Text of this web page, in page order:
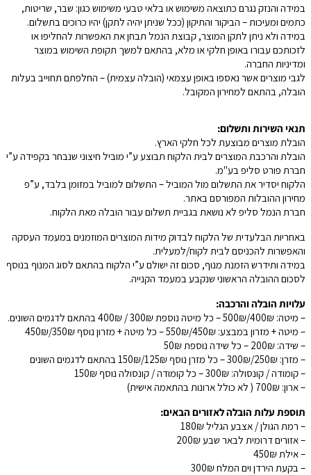
תנאי השירות ותשלום:
הובלת מוצרים מבוצעת לכל חלקי הארץ.
הובלת והרכבת המוצרים לבית הלקוח תבוצע ע”י מוביל חיצוני שנבחר בקפידה ע”י
חברת פורט סליפ בע"מ.
הלקוח יסדיר את התשלום מול המוביל – התשלום למוביל במזומן בלבד, ע”פ
מחירון ההובלות המפורסם באתר.
חברת הנמל סליפ לא נושאת בגביית תשלום עבור הובלה מאת הלקוח.
באחריות הבלעדית של הלקוח לבדוק מידות המוצרים המוזמנים במעמד העסקה
והאפשרות להכניסם לבית לקוח/למעלית.
במידה ותידרש הזמנת מנוף, סכום זה ישולם ע”י הלקוח בהתאם לסוג המנוף בנוסף
לסכום ההובלה הראשוני שנקבע במעמד הקנייה.
עלויות הובלה והרכבה:
– מיטה: 400₪/500₪ – כל מיטה נוספת 300₪ / 400₪ בהתאם לדגמים השונים.
– מיטה + מזרון במבצע: 450₪/550₪ – כל מיטה + מזרון נוסף 350₪/450₪
– שידה: 200₪ – כל שידה נוספת 50₪
– מזרן: 250₪/300₪ – כל מזרן נוסף 125₪/150₪ בהתאם לדגמים השונים
– קומודה / קונסולה: 300₪ – כל קומודה / קונסולה נוסף 150₪
– ארון: 700₪ ( לא כולל ארונות בהתאמה אישית)
תוספת עלות הובלה לאזורים הבאים:
– רמת הגולן / אצבע הגליל 180₪
– אזורים דרומית לבאר שבע 200₪
– אילת 450₪
– בקעת הירדן וים המלח 300₪
במידה והנזק נגרם כתוצאה משימוש או בלאי טבעי משימוש כגון: שבר, שריטות,
כתמים ומעיכות – הביקור והתיקון (ככל שניתן יהיה לתקן) יהיו כרוכים בתשלום.
במידה ולא ניתן לתקן המוצר, קבוצת הנמל תבחן את האפשרות להחליפו או
לזכותכם עבורו באופן חלקי או מלא, בהתאם למשך תקופת השימוש במוצר
ומדיניות החברה.
לגבי מוצרים אשר נאספו באופן עצמאי (הובלה עצמית) – החלפתם תחוייב בעלות
הובלה, בהתאם למחירון המקובל.